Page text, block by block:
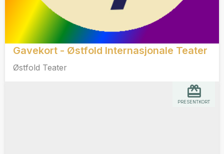
Gavekort - Østfold Internasjonale Teater
Østfold Teater
PRESENTKORT